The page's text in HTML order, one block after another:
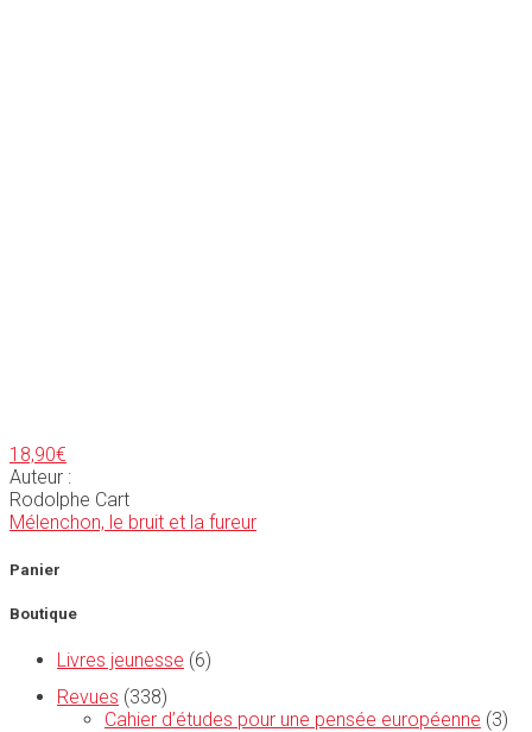
18,90€
Auteur :
Rodolphe Cart
Mélenchon, le bruit et la fureur
Panier
Boutique
Livres jeunesse (6)
Revues (338)
Cahier d’études pour une pensée européenne (3)